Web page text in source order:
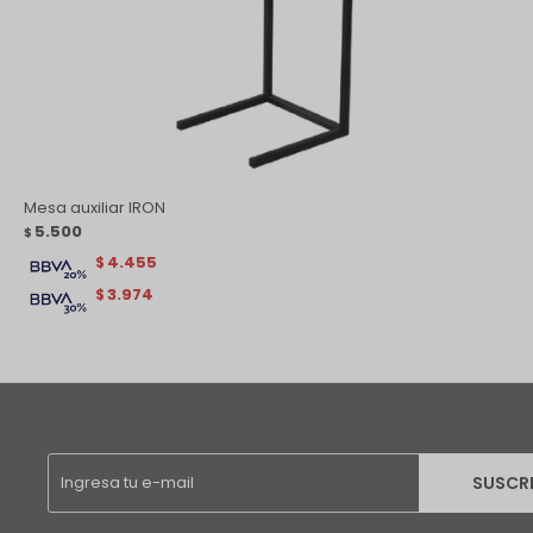
Mesa auxiliar IRON
$ 5.500
$3.974
$ 4.455